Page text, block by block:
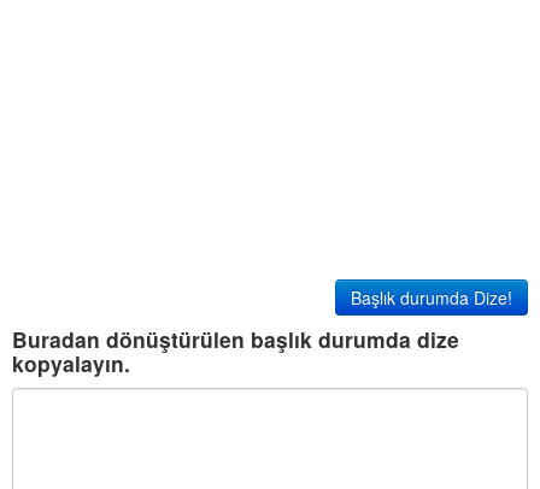
Başlık durumda Dize!
Buradan dönüştürülen başlık durumda dize
kopyalayın.